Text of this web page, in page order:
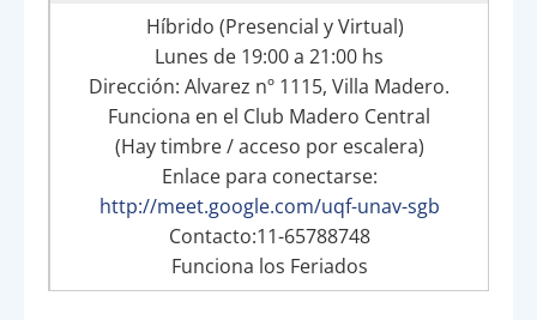
Híbrido (Presencial y Virtual)
Lunes de 19:00 a 21:00 hs
Dirección: Alvarez nº 1115, Villa Madero.
Funciona en el Club Madero Central
(Hay timbre / acceso por escalera)
Enlace para conectarse:
http://meet.google.com/uqf-unav-sgb
Contacto:11-65788748
Funciona los Feriados